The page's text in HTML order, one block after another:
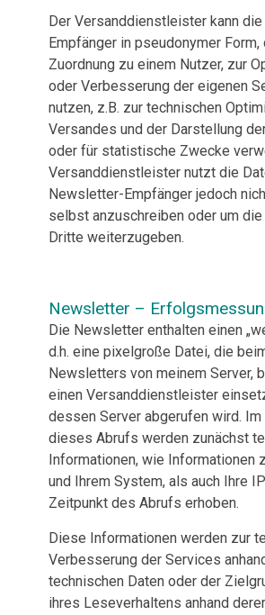
Der Versanddienstleister kann
Empfänger in pseudonymer Form,
Zuordnung zu einem Nutzer, zur
oder Verbesserung der eigenen
nutzen, z.B. zur technischen
Versandes und der Darstellung
oder für statistische Zwecke
Versanddienstleister nutzt die
Newsletter-Empfänger jedoch
selbst anzuschreiben oder um die
Dritte weiterzugeben.
Newsletter –
Die Newsletter enthalten einen
d.h. eine pixelgroße Datei, die
Newsletters von meinem Server,
einen Versanddienstleister
dessen Server abgerufen wird. Im
dieses Abrufs werden zunächst
Informationen, wie Informationen
und Ihrem System, als auch Ihre
Zeitpunkt des Abrufs erhoben.
Diese Informationen werden zur
Verbesserung der Services
technischen Daten oder der
ihres Leseverhaltens anhand